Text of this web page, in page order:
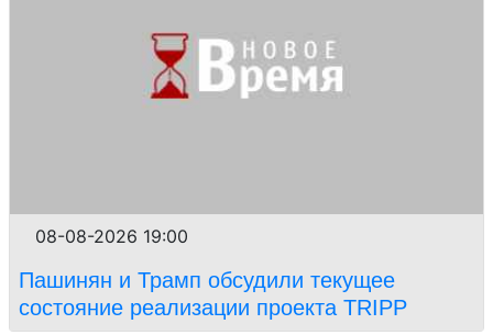
08-08-2026 19:00
Пашинян и Трамп обсудили текущее
состояние реализации проекта TRIPP